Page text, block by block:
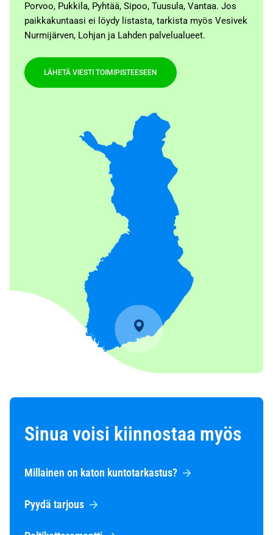
Porvoo, Pukkila, Pyhtää, Sipoo, Tuusula, Vantaa. Jos
paikkakuntaasi ei löydy listasta, tarkista myös Vesivek
Nurmijärven, Lohjan ja Lahden palvelualueet.
LÄHETÄ VIESTI TOIMIPISTEESEEN
Sinua voisi kiinnostaa myös
Millainen on katon kuntotarkastus?
Pyydä tarjous